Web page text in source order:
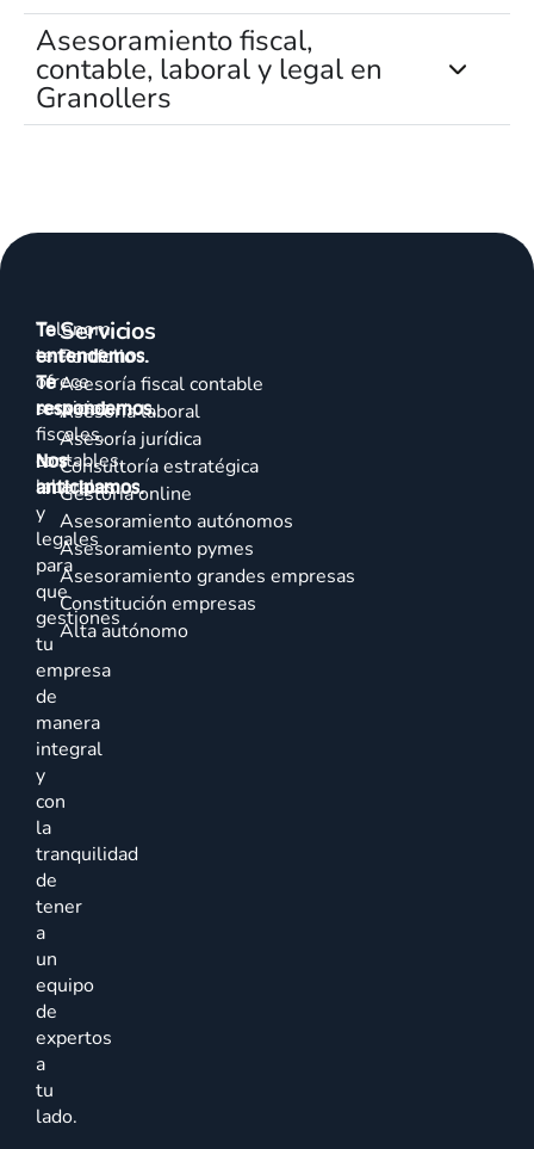
Asesoramiento fiscal,
contable, laboral y legal en
Granollers
Talenom
te
ofrece
servicios
fiscales,
contables,
laborales
y
legales
para
que
gestiones
tu
empresa
de
manera
integral
y
con
la
tranquilidad
de
tener
a
un
equipo
de
expertos
a
tu
lado.
Te
entendemos.
Te
respondemos.
Nos
anticipamos.
Servicios
Portfolio
Asesoría fiscal contable
Asesoría laboral
Asesoría jurídica
Consultoría estratégica
Gestoría online
Asesoramiento autónomos
Asesoramiento pymes
Asesoramiento grandes empresas
Constitución empresas
Alta autónomo